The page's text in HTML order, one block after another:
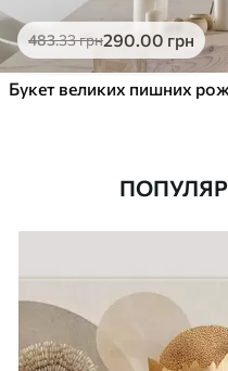
483.33грн290.00 грн